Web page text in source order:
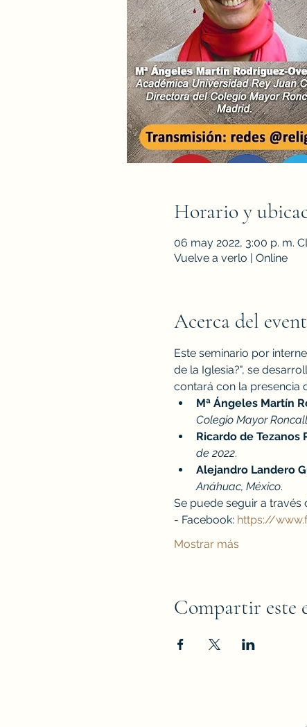
Horario y
06 may 2022, 3:00 p. m.
Vuelve a verlo | Online
Acerca del
Este seminario por
de la Iglesia?", se
contará con la presencia
Mª Ángeles Martín
Colegio Mayor
Ricardo de Tezanos
de 2022.
Alejandro Landero
Anáhuac, México.
Se puede seguir a través
- Facebook: https://
Mostrar más
Compartir este